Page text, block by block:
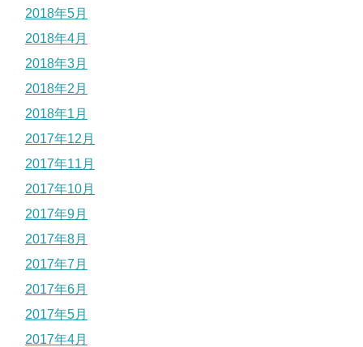
2018年5月
2018年4月
2018年3月
2018年2月
2018年1月
2017年12月
2017年11月
2017年10月
2017年9月
2017年8月
2017年7月
2017年6月
2017年5月
2017年4月